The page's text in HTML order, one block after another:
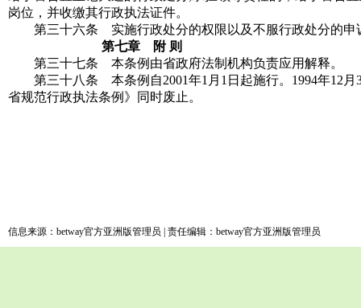
岗位，并收缴其行政执法证件。
第三十六条 实施行政处分的权限以及不服行政处分的申
第七章 附 则
第三十七条 本条例由省政府法制机构负责应用解释。
第三十八条 本条例自2001年1月1日起施行。1994年12月
省规范行政执法条例》同时废止。
信息来源：betway官方亚洲版管理员 | 责任编辑：betway官方亚洲版管理员